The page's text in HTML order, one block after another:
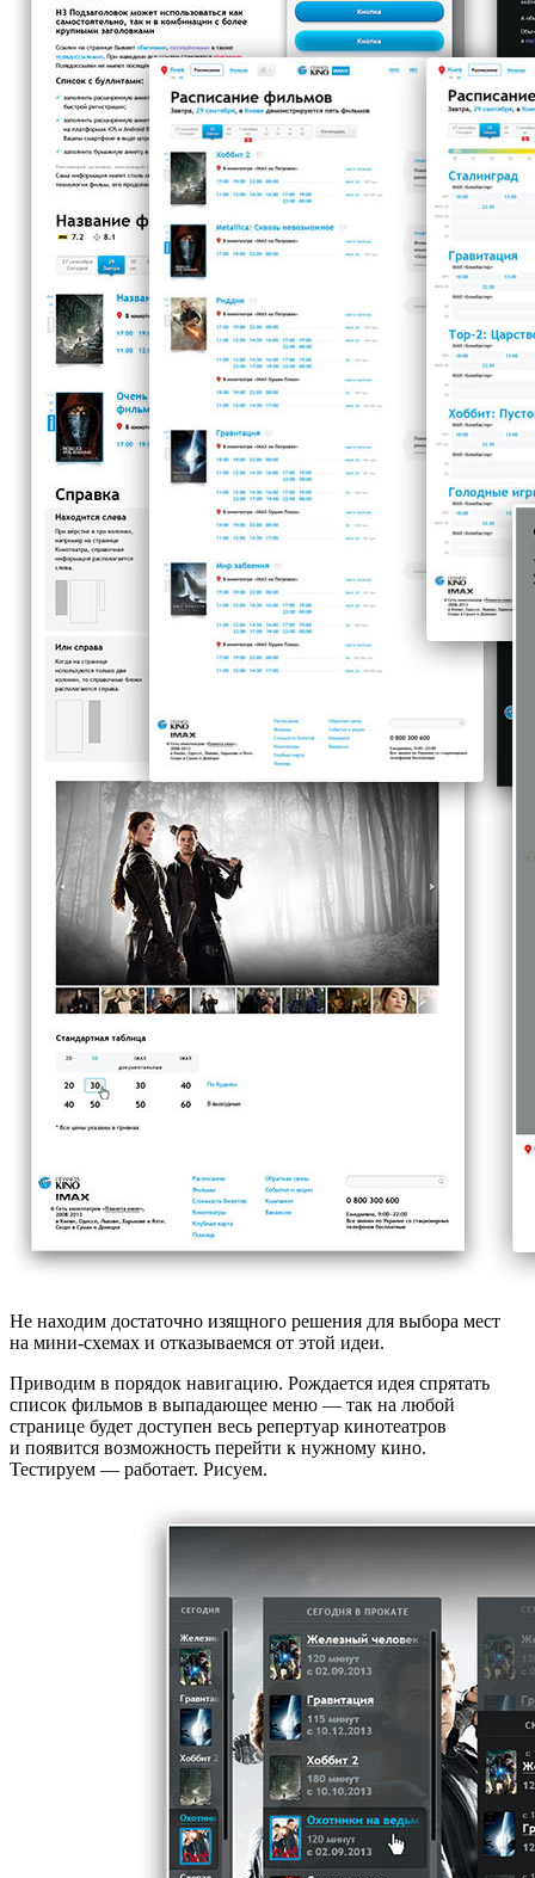
Не находим достаточно изящного решения для выбора мест
на мини-схемах и отказываемся от этой идеи.
Приводим в порядок навигацию. Рождается идея спрятать
список фильмов в выпадающее меню — так на любой
странице будет доступен весь репертуар кинотеатров
и появится возможность перейти к нужному кино.
Тестируем — работает. Рисуем.